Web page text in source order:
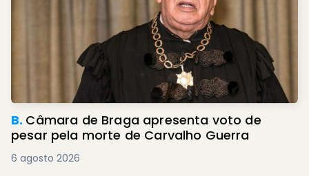
B. Câmara de Braga apresenta voto de
pesar pela morte de Carvalho Guerra
6 agosto 2026